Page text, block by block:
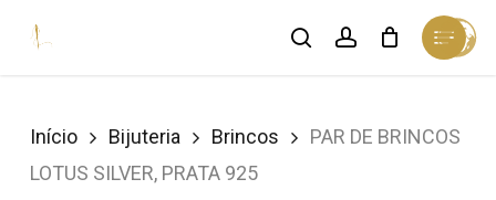
searchaccount
Menu
Close
Cart
Início Bijuteria Brincos
PAR DE BRINCOS
LOTUS SILVER, PRATA 925